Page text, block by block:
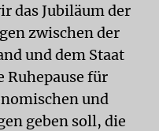
das Jubiläum der
zwischen der
und dem Staat
Ruhepause für
und
geben soll, die